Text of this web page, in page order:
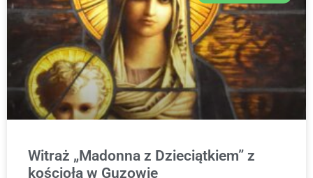
Witraż „Madonna z Dzieciątkiem” z
kościoła w Guzowie